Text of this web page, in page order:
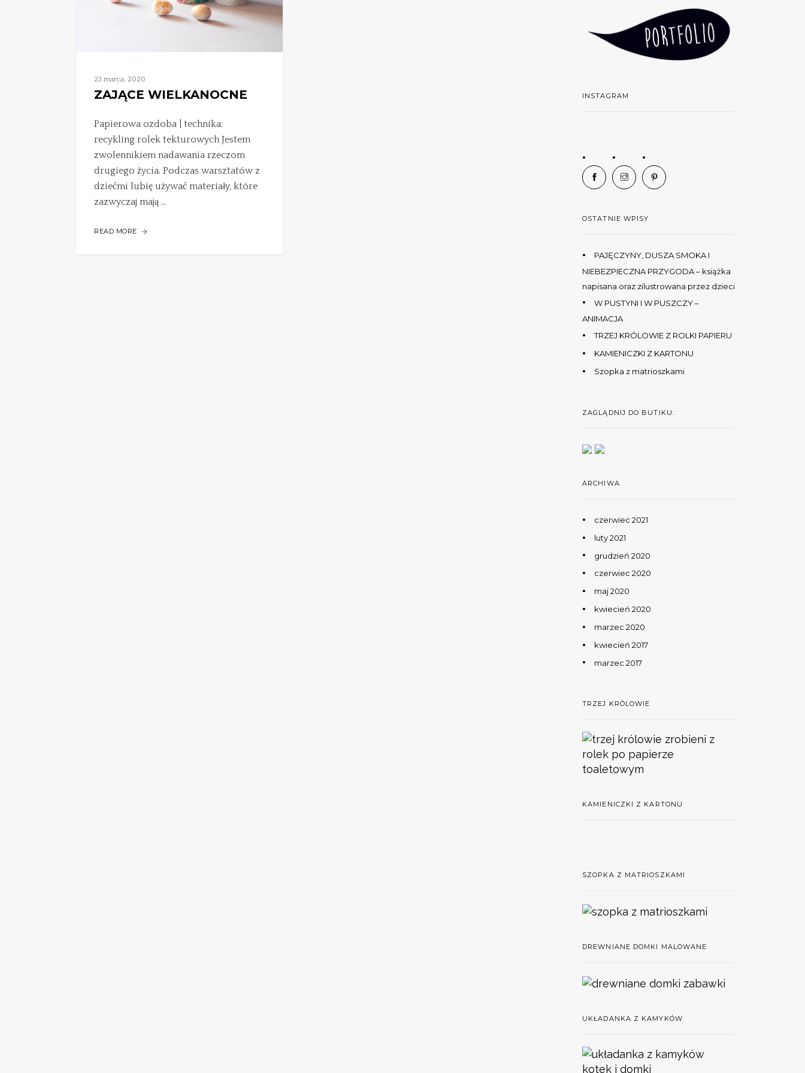
23 marca, 2020
ZAJĄCE WIELKANOCNE
Papierowa ozdoba | technika:
recykling rolek tekturowych Jestem
zwolennikiem nadawania rzeczom
drugiego życia. Podczas warsztatów z
dziećmi lubię używać materiały, które
zazwyczaj mają ...
READ MORE
INSTAGRAM
OSTATNIE WPISY
PAJĘCZYNY, DUSZA SMOKA I
NIEBEZPIECZNA PRZYGODA – książka
napisana oraz zilustrowana przez dzieci
W PUSTYNI I W PUSZCZY –
ANIMACJA
TRZEJ KRÓLOWIE Z ROLKI PAPIERU
KAMIENICZKI Z KARTONU
Szopka z matrioszkami
ZAGLĄDNIJ DO BUTIKU:
ARCHIWA
czerwiec 2021
luty 2021
grudzień 2020
czerwiec 2020
maj 2020
kwiecień 2020
marzec 2020
kwiecień 2017
marzec 2017
TRZEJ KRÓLOWIE
KAMIENICZKI Z KARTONU
SZOPKA Z MATRIOSZKAMI
DREWNIANE DOMKI MALOWANE
UKŁADANKA Z KAMYKÓW